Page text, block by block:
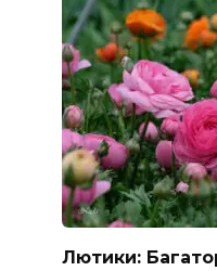
Лютики: